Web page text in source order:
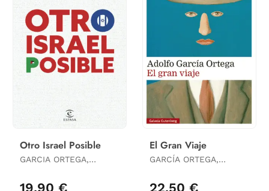
Otro Israel Posible
GARCIA ORTEGA,
19,90 €
El Gran Viaje
GARCÍA ORTEGA,
22,50 €